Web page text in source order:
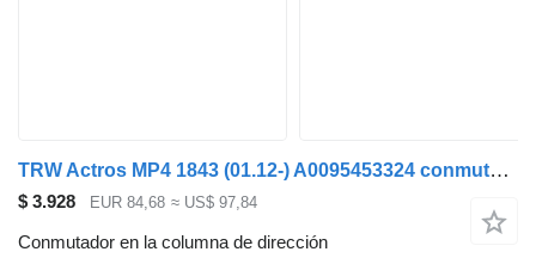
TRW Actros MP4 1843 (01.12-) A0095453324 conmutador en la columna de dirección para Mercedes-Benz Actros MP4 Antos Arocs (2012-) cabeza tractora
$ 3.928 EUR 84,68 ≈ US$ 97,84
Conmutador en la columna de dirección